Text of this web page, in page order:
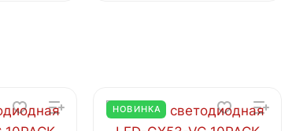
НОВИНКА